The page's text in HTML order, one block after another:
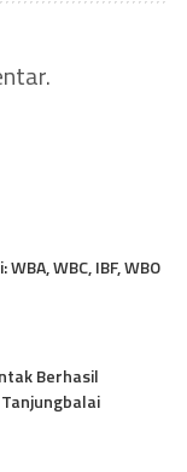
WBC, IBF, WBO
Berhasil